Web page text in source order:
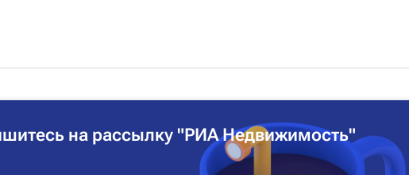
на рассылку "РИА Недвижимость"